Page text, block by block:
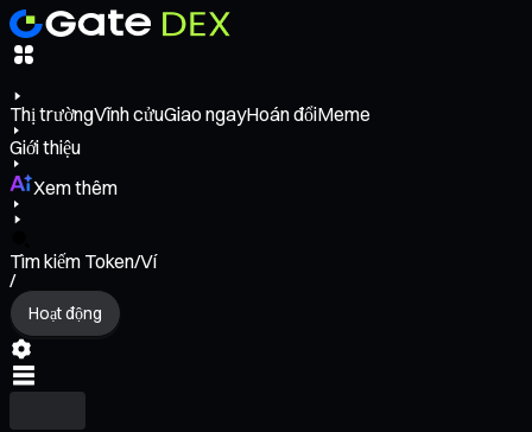
Thị trườngVĩnh cửuGiao ngayHoán đổiMeme
Giới thiệu
Xem thêm
Tìm kiếm Token/Ví
/
Hoạt động